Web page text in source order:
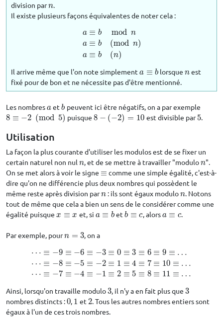
division parn
n.
Il existe plusieurs façons équivalentes de noter cela :
a
a
a
≡ b mod n
≡ b (mod n)
≡ b (n)
a≡ bmod a≡b(modn
Il arrive même que l'on note simplement a ≡ b
a≡ b lorsquen
n est
fixé pour de bon et ne nécessite pas d'être mentionné.
Les nombresa
a etb
b peuvent ici être négatifs, on a par exemple
8 ≡ −2 (mod 5)
8 ≡−2(mod5) puisque8 − (−2) = 10
8 −(−2)=10 est divisible par5
5.
Utilisation
La façon la plus courante d'utiliser les modulos est de se fixer un
certain naturel non nul n
n, et de se mettre à travailler "modulon
n".
On se met alors à voir le signe ≡
≡ comme une simple égalité, c'est-à-
dire qu'on ne différencie plus deux nombres qui possèdent le
même reste après division parn
n : ils sont égaux modulon
n. Notons
tout de même que cela a bien un sens de le considérer comme une
égalité puisque x ≡ x
x≡ x et, si a ≡ b
a≡b et b ≡ c
b ≡c , alorsa ≡ c
a≡c .
Par exemple, pourn = 3
n= 3 , on a
⋯ ≡ −9 ≡ −6 ≡ −3
⋯ ≡ −8 ≡ −5 ≡ −2
⋯ ≡ −7 ≡ −4 ≡ −1
≡ 0 ≡ 3 ≡ 6 ≡ 9 ≡ …
≡ 1 ≡ 4 ≡ 7 ≡ 10 ≡ …
≡ 2 ≡ 5 ≡ 8 ≡ 11 ≡ …
⋯≡−9≡ −6≡ −3 ≡0≡3≡6 ≡9≡ … ⋯ ≡− 8≡ −5 ≡− 2≡ 1≡4≡7 ≡ 10
Ainsi, lorsqu'on travaille modulo3
3, il n'y a en fait plus que3
3
nombres distincts :0
0, 1
1 et 2
2. Tous les autres nombres entiers sont
égaux à l'un de ces trois nombres.